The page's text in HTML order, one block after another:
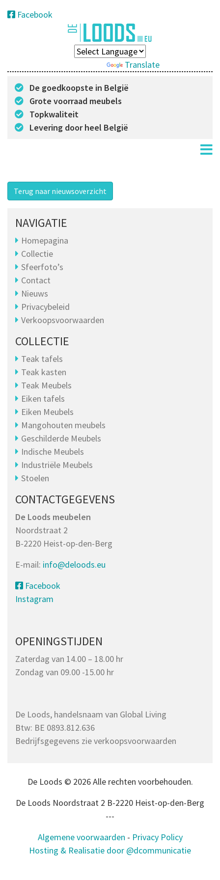
Facebook
Translate
De goedkoopste in België
Grote voorraad meubels
Topkwaliteit
Levering door heel België
Terug naar nieuwsoverzicht
NAVIGATIE
Homepagina
Collectie
Sfeerfoto’s
Contact
Nieuws
Privacybeleid
Verkoopsvoorwaarden
COLLECTIE
Teak tafels
Teak kasten
Teak Meubels
Eiken tafels
Eiken Meubels
Mangohouten meubels
Geschilderde Meubels
Indische Meubels
Industriële Meubels
Stoelen
CONTACTGEGEVENS
De Loods meubelen
Noordstraat 2
B-2220 Heist-op-den-Berg
E-mail: info@deloods.eu
Facebook
Instagram
OPENINGSTIJDEN
Zaterdag van 14.00 – 18.00 hr
Zondag van 09.00 -15.00 hr
De Loods, handelsnaam van Global Living
Btw: BE 0893.812.636
Bedrijfsgegevens zie verkoopsvoorwaarden
De Loods © 2026 Alle rechten voorbehouden.
De Loods Noordstraat 2 B-2220 Heist-op-den-Berg
---
Algemene voorwaarden - Privacy Policy
Hosting & Realisatie door @dcommunicatie